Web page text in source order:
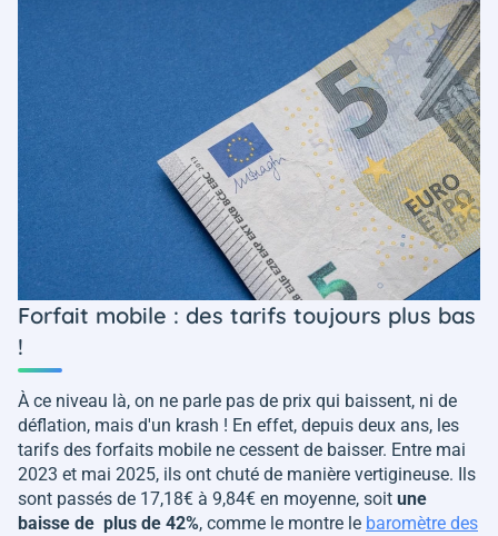
Forfait mobile : des tarifs toujours plus bas
!
À ce niveau là, on ne parle pas de prix qui baissent, ni de
déflation, mais d'un krash ! En effet, depuis deux ans, les
tarifs des forfaits mobile ne cessent de baisser. Entre mai
2023 et mai 2025, ils ont chuté de manière vertigineuse. Ils
sont passés de 17,18€ à 9,84€ en moyenne, soit une
baisse de plus de 42%, comme le montre le baromètre des